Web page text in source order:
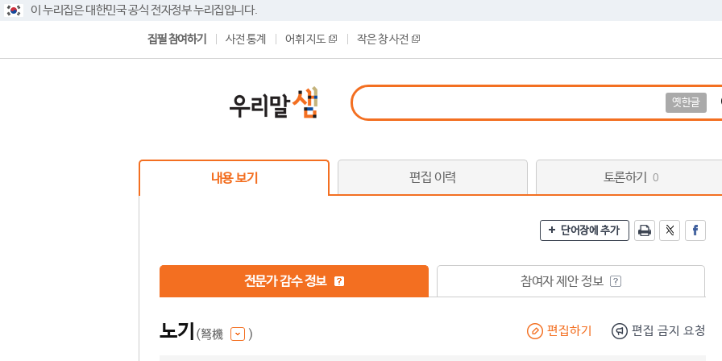
이 누리집은 대한민국 공식 전자정부 누리집입니다.
집필 참여하기 사전 통계 어휘 지도 작은 창 사전
옛한글
내용 보기 편집 이력 토론하기 0
단어장에 추가
전문가 감수 정보 참여자 제안 정보
노기 (弩機 ) 편집하기 편집 금지 요청